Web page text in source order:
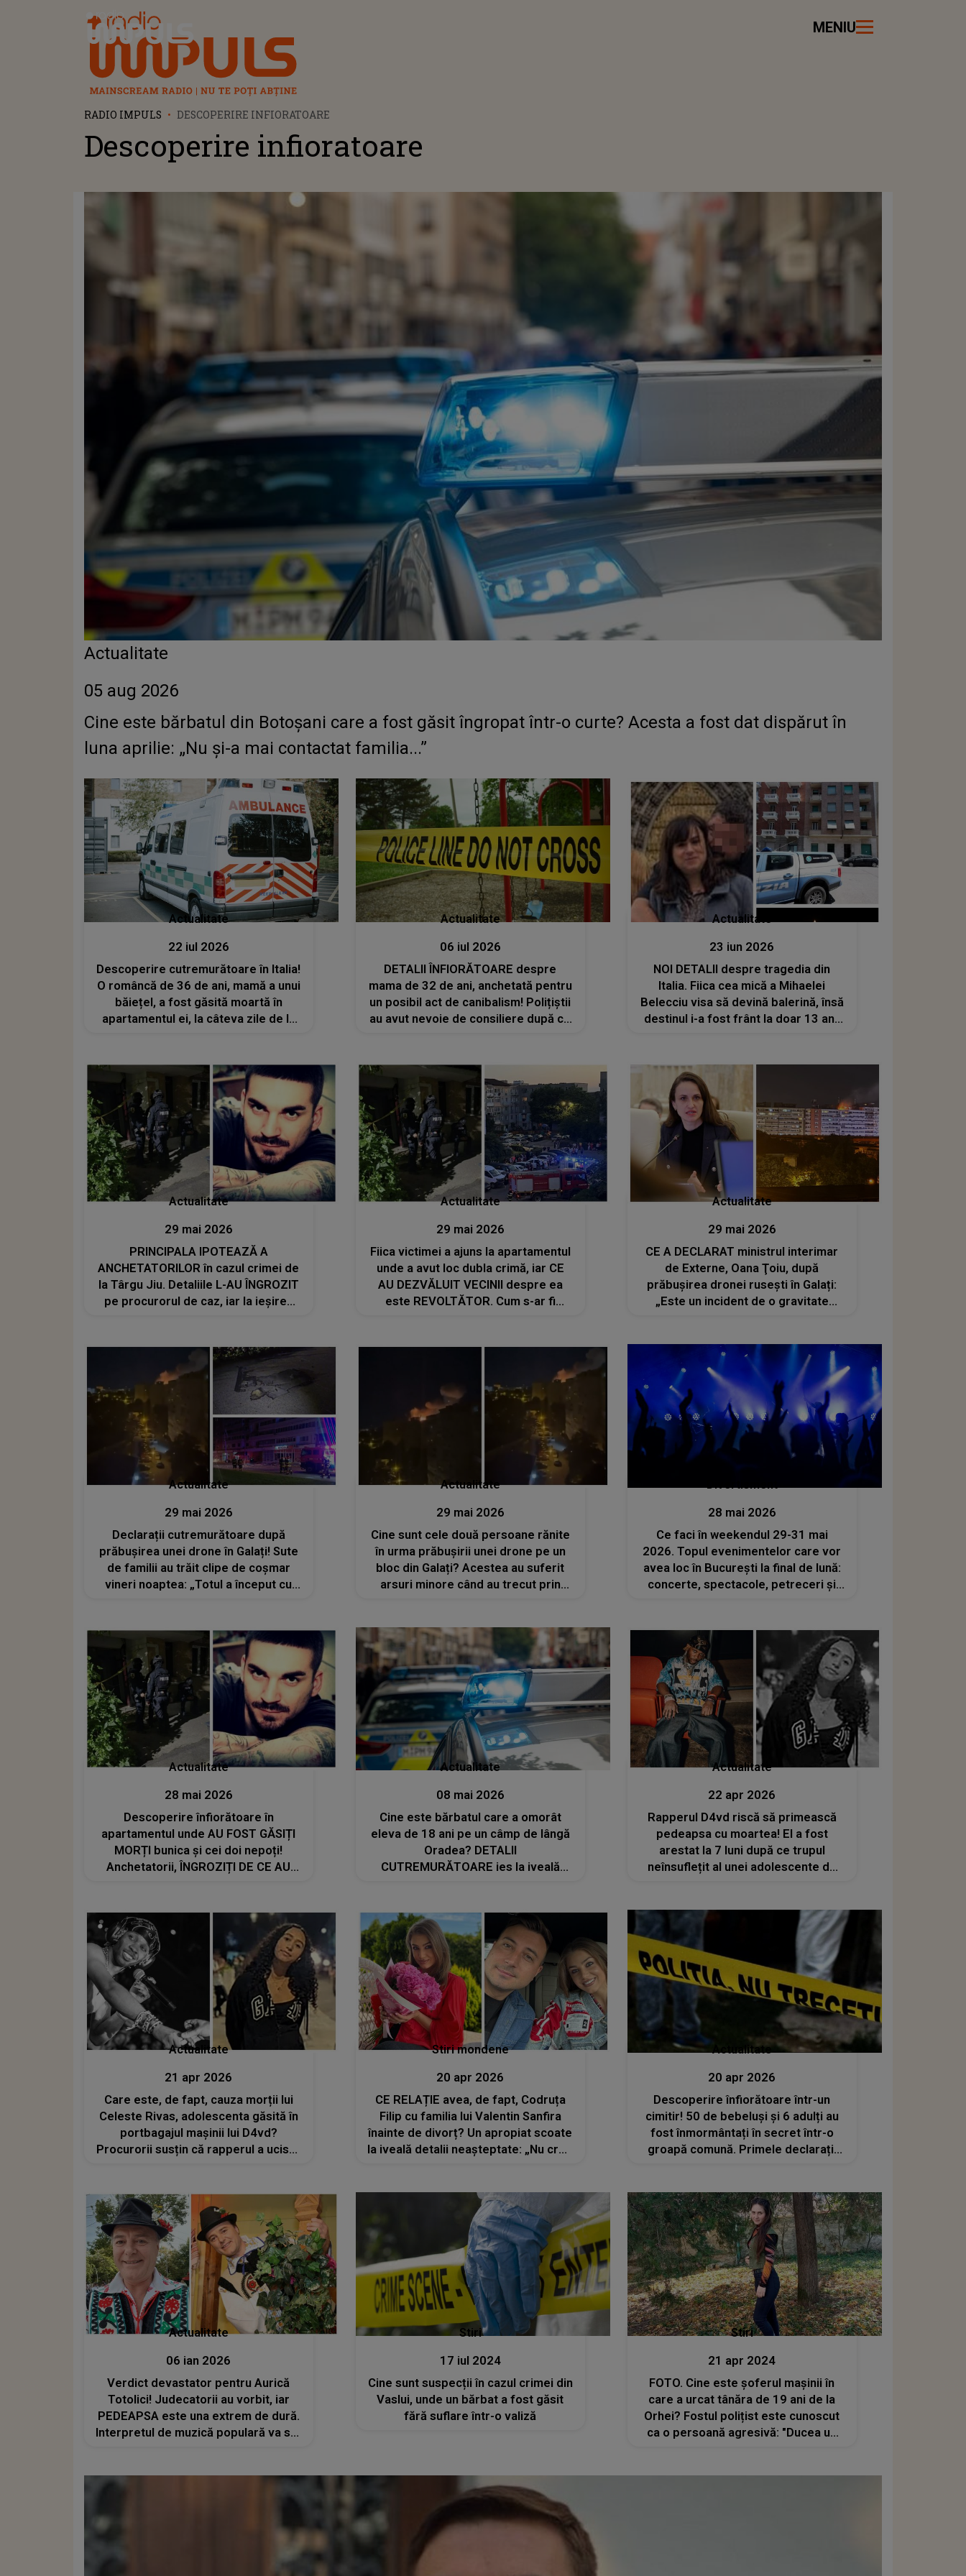
Radio Impuls MENIU
RADIO IMPULS DESCOPERIRE INFIORATOARE
Descoperire infioratoare
Actualitate
05 aug 2026
Cine este bărbatul din Botoșani care a fost găsit îngropat într-o curte? Acesta a fost dat dispărut în
luna aprilie: „Nu și-a mai contactat familia...”
Actualitate
22 iul 2026
Descoperire cutremurătoare în Italia!
O româncă de 36 de ani, mamă a unui
băiețel, a fost găsită moartă în
apartamentul ei, la câteva zile de la
Actualitate
06 iul 2026
DETALII ÎNFIORĂTOARE despre
mama de 32 de ani, anchetată pentru
un posibil act de canibalism! Polițiștii
au avut nevoie de consiliere după ce
Actualitate
23 iun 2026
NOI DETALII despre tragedia din
Italia. Fiica cea mică a Mihaelei
Belecciu visa să devină balerină, însă
destinul i-a fost frânt la doar 13 ani.
Actualitate
29 mai 2026
PRINCIPALA IPOTEAZĂ A
ANCHETATORILOR în cazul crimei de
la Târgu Jiu. Detaliile L-AU ÎNGROZIT
pe procurorul de caz, iar la ieșirea
ceva. Își crease un..."
Actualitate
29 mai 2026
Fiica victimei a ajuns la apartamentul
unde a avut loc dubla crimă, iar CE
AU DEZVĂLUIT VECINII despre ea
este REVOLTĂTOR. Cum s-ar fi
ați dat..."
Actualitate
29 mai 2026
CE A DECLARAT ministrul interimar
de Externe, Oana Ţoiu, după
prăbușirea dronei rusești în Galați:
„Este un incident de o gravitate
Actualitate
29 mai 2026
Declarații cutremurătoare după
prăbușirea unei drone în Galați! Sute
de familii au trăit clipe de coșmar
vineri noaptea: „Totul a început cu
explozie care...”
Actualitate
29 mai 2026
Cine sunt cele două persoane rănite
în urma prăbușirii unei drone pe un
bloc din Galați? Acestea au suferit
arsuri minore când au trecut prin
28 mai 2026
Ce faci în weekendul 29-31 mai
2026. Topul evenimentelor care vor
avea loc în București la final de lună:
concerte, spectacole, petreceri și
Actualitate
28 mai 2026
Descoperire înfiorătoare în
apartamentul unde AU FOST GĂSIȚI
MORȚI bunica și cei doi nepoți!
Anchetatorii, ÎNGROZIȚI DE CE AU
Actualitate
08 mai 2026
Cine este bărbatul care a omorât
eleva de 18 ani pe un câmp de lângă
Oradea? DETALII
CUTREMURĂTOARE ies la iveală
Actualitate
22 apr 2026
Rapperul D4vd riscă să primească
pedeapsa cu moartea! El a fost
arestat la 7 luni după ce trupul
neînsuflețit al unei adolescente de
Actualitate
21 apr 2026
Care este, de fapt, cauza morții lui
Celeste Rivas, adolescenta găsită în
portbagajul mașinii lui D4vd?
Procurorii susțin că rapperul a ucis-o
Stiri mondene
20 apr 2026
CE RELAȚIE avea, de fapt, Codruța
Filip cu familia lui Valentin Sanfira
înainte de divorț? Un apropiat scoate
la iveală detalii neașteptate: „Nu cred
Actualitate
20 apr 2026
Descoperire înfiorătoare într-un
cimitir! 50 de bebeluși și 6 adulți au
fost înmormântați în secret într-o
groapă comună. Primele declarații
Actualitate
06 ian 2026
Verdict devastator pentru Aurică
Totolici! Judecatorii au vorbit, iar
PEDEAPSA este una extrem de dură.
Interpretul de muzică populară va sta
Stiri
17 iul 2024
Cine sunt suspecții în cazul crimei din
Vaslui, unde un bărbat a fost găsit
fără suflare într-o valiză
Stiri
21 apr 2024
FOTO. Cine este șoferul mașinii în
care a urcat tânăra de 19 ani de la
Orhei? Fostul polițist este cunoscut
ca o persoană agresivă: "Ducea un